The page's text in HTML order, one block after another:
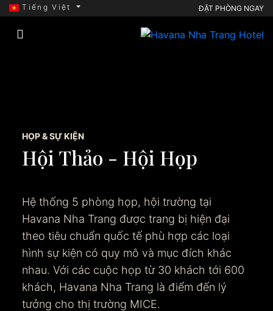
Tiếng Việt ĐẶT PHÒNG NGAY
HỌP & SỰ KIỆN
Hội Thảo - Hội Họp
Hệ thống 5 phòng họp, hội trường tại
Havana Nha Trang được trang bị hiện đại
theo tiêu chuẩn quốc tế phù hợp các loại
hình sự kiện có quy mô và mục đích khác
nhau. Với các cuộc họp từ 30 khách tới 600
khách, Havana Nha Trang là điểm đến lý
tưởng cho thị trường MICE.